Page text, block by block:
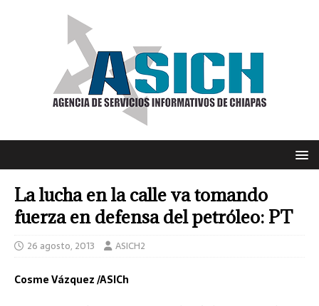
La lucha en la calle va tomando
fuerza en defensa del petróleo: PT
26 agosto, 2013 ASICH2
Cosme Vázquez /ASICh